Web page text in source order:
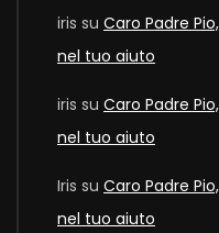
iris su Caro Padre
nel tuo aiuto
iris su Caro Padre
nel tuo aiuto
Iris su Caro Padre
nel tuo aiuto